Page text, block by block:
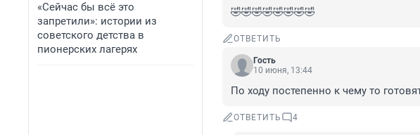
«Сейчас бы всё это
запретили»: истории из
советского детства в
пионерских лагерях
🤣🤣🤣🤣🤣🤣🤣🤣
ОТВЕТИТЬ
Гость
10 июня, 13:44
По ходу постепенно к чему то
ОТВЕТИТЬ 4